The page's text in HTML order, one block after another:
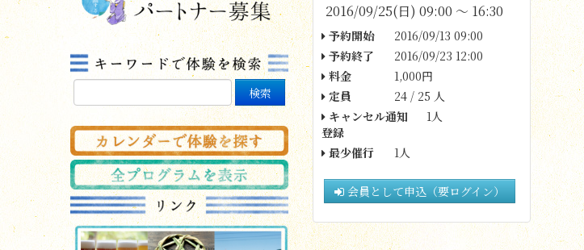
2016/09/25(日) 09:00 〜 16:30
予約開始
2016/09/13 09:00
予約終了
2016/09/23 12:00
料金
1,000円
定員
24 / 25 人
キャンセル通知
登録
1人
最少催行 1人
会員として申込（要ログイン）